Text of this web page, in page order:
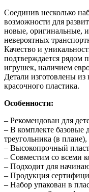
Соединив несколько
возможности для
новые, оригинальные,
невероятных
Качество и
подтверждается рядом
игрушек, наличием
Детали изготовлены из
красочного пластика.
Особенности:
– Рекомендован для
– В комплекте базовые
треугольника (в плане),
– Высокопрочный
– Совместим со всеми
– Подходит для
– Продукция
– Набор упакован в